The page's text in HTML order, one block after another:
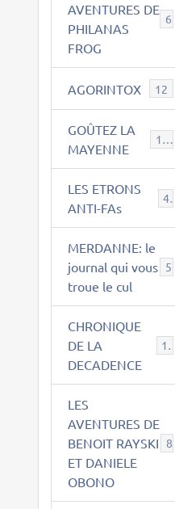
AVENTURES DE
PHILANAS
FROG
AGORINTOX 12
GOÛTEZ LA
MAYENNE
189
LES ETRONS
ANTI-FAs
4
MERDANNE: le
journal qui vous
troue le cul
CHRONIQUE
DE LA
DECADENCE
12
LES
AVENTURES DE
BENOIT RAYSKI
ET DANIELE
OBONO